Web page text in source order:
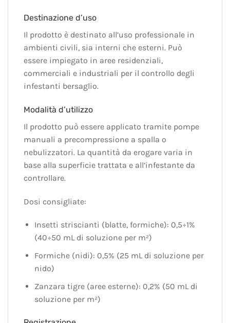
Destinazione d’uso
Il prodotto è destinato all’uso professionale in
ambienti civili, sia interni che esterni. Può
essere impiegato in aree residenziali,
commerciali e industriali per il controllo degli
infestanti bersaglio.
Modalità d’utilizzo
Il prodotto può essere applicato tramite pompe
manuali a precompressione a spalla o
nebulizzatori. La quantità da erogare varia in
base alla superficie trattata e all’infestante da
controllare.
Dosi consigliate:
Insetti striscianti (blatte, formiche): 0,5÷1%
(40÷50 mL di soluzione per m²)
Formiche (nidi): 0,5% (25 mL di soluzione per
nido)
Zanzara tigre (aree esterne): 0,2% (50 mL di
soluzione per m²)